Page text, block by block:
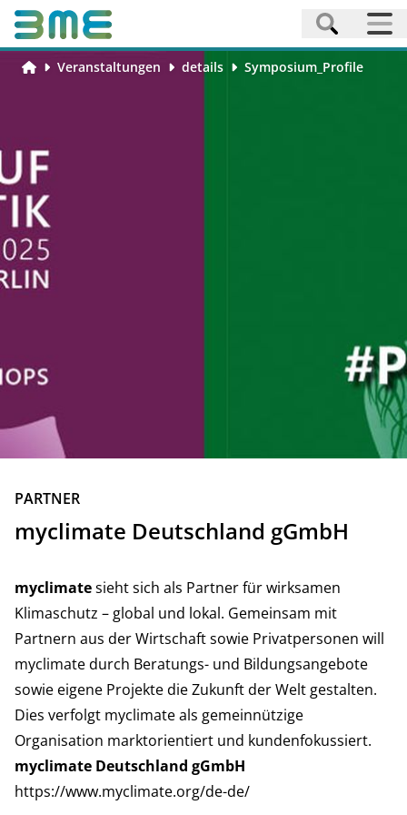
Veranstaltungen details Symposium_Profile
ZURÜCK
PARTNER
myclimate Deutschland gGmbH
myclimatesieht sich als Partner für wirksamen
Klimaschutz – global und lokal. Gemeinsam mit
Partnern aus der Wirtschaft sowie Privatpersonen will
myclimate durch Beratungs- und Bildungsangebote
sowie eigene Projekte die Zukunft der Welt gestalten.
Dies verfolgt myclimate als gemeinnützige
Organisation marktorientiert und kundenfokussiert.
myclimate Deutschland gGmbH
https://www.myclimate.org/de-de/